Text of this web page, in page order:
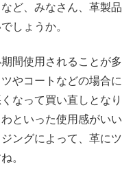
ど、みなさん、革製品
しょうか。
間使用されることが多
やコートなどの場合に
なって買い直しとなり
といった使用感がいい
ングによって、革にツ
。